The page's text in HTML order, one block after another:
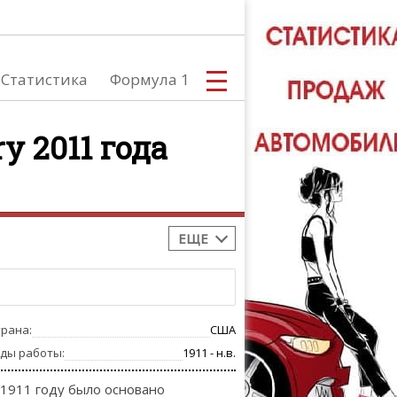
Статистика Формула 1
2011 года
ЕЩЕ
США
работы:
1911 - н.в.
году было основано